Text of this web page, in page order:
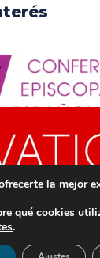
derechos
la mejor
qué cookies
.